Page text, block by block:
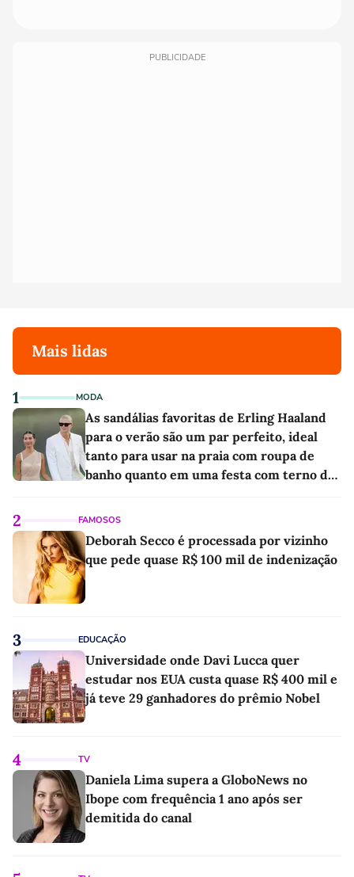
PUBLICIDADE
Mais lidas
1 MODA
As sandálias favoritas de Erling Haaland
para o verão são um par perfeito, ideal
tanto para usar na praia com roupa de
banho quanto em uma festa com terno de
2 FAMOSOS
Deborah Secco é processada por vizinho
que pede quase R$ 100 mil de indenização
3 EDUCAÇÃO
Universidade onde Davi Lucca quer
estudar nos EUA custa quase R$ 400 mil e
já teve 29 ganhadores do prêmio Nobel
4 TV
Daniela Lima supera a GloboNews no
Ibope com frequência 1 ano após ser
demitida do canal